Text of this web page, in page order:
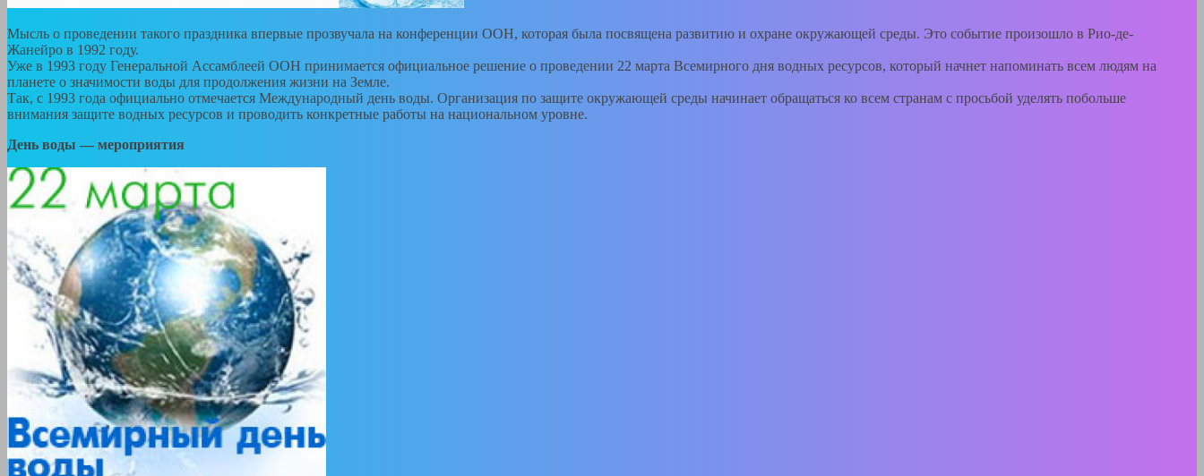
Мысль о проведении такого праздника впервые прозвучала на конференции ООН, которая была посвящена развитию и охране окружающей среды. Это событие произошло в Рио-де-
Жанейро в 1992 году.
Уже в 1993 году Генеральной Ассамблеей ООН принимается официальное решение о проведении 22 марта Всемирного дня водных ресурсов, который начнет напоминать всем людям на
планете о значимости воды для продолжения жизни на Земле.
Так, с 1993 года официально отмечается Международный день воды. Организация по защите окружающей среды начинает обращаться ко всем странам с просьбой уделять побольше
внимания защите водных ресурсов и проводить конкретные работы на национальном уровне.
День воды — мероприятия